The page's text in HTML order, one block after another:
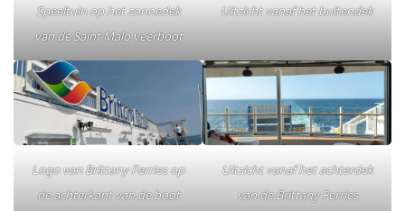
Speeltuin op het zonnedek
van de Saint Malo veerboot
Uitzicht vanaf het buitendek
Logo van Brittany Ferries op
de achterkant van de boot
Uitzicht vanaf het achterdek
van de Brittany Ferries